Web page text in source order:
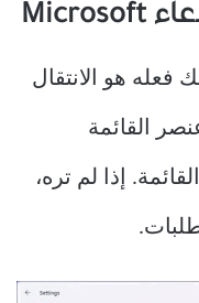
فعله هو الانتقال
القائمة
إذا لم تره،